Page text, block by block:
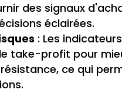
des signaux
éclairées.
: Les
take-profit pour
ce qui